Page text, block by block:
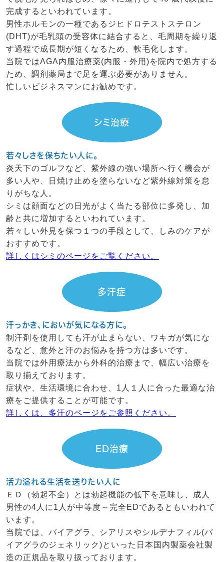
完成するといわれています。
男性ホルモンの一種であるジヒドロテストステロン
(DHT)が毛乳頭の受容体に結合すると、毛周期を繰り返
す過程で成長期が短くなるため、軟毛化します。
当院ではAGA内服治療薬(内服・外用)を院内で処方する
ため、調剤薬局まで足を運ぶ必要がありません。
忙しいビジネスマンにお勧めです。
シミ治療
若々しさを保ちたい人に。
炎天下のゴルフなど、紫外線の強い場所へ行く機会が
多い人や、日焼け止めを塗らないなど紫外線対策を怠
りがちな人。
シミは顔面などの日光がよく当たる部位に多発し、加
齢と共に増加するといわれています。
若々しい外見を保つ１つの手段として、しみのケアが
おすすめです。
詳しくはシミのページをご覧ください。
多汗症
汗っかき、においが気になる方に。
制汗剤を使用しても汗が止まらない、ワキガが気にな
るなど、意外と汗のお悩みを持つ方は多いです。
当院では外用療法から外科的治療まで、幅広い治療を
取り揃えております。
症状や、生活環境に合わせ、1人１人に合った最適な治
療をご提供することが可能です。
詳しくは、多汗のページをご参照ください。
ED治療
活力溢れる生活を送りたい人に
ＥＤ（勃起不全）とは勃起機能の低下を意味し、成人
男性の4人に1人が中等度～完全EDであるともいわれて
います。
当院では、バイアグラ、シアリスやシルデナフィル(バ
イアグラのジェネリック)といった日本国内製薬会社製
造の正規品を取り扱っております。